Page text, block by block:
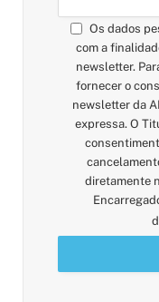
Os dados
com a
newsletter.
fornecer o
newsletter da
expressa. O
diretamente